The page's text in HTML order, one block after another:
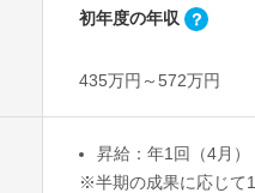
初年度の年収
435万円～572万円
昇給：年1回（4月）
※半期の成果に応じて